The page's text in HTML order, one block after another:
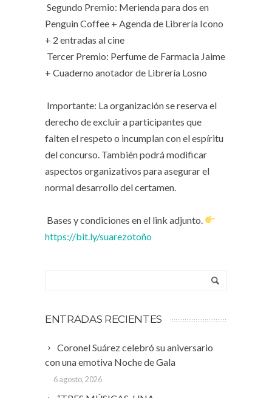
Segundo Premio: Merienda para dos en
Penguin Coffee + Agenda de Librería Icono
+ 2 entradas al cine
Tercer Premio: Perfume de Farmacia Jaime
+ Cuaderno anotador de Librería Losno
Importante: La organización se reserva el
derecho de excluir a participantes que
falten el respeto o incumplan con el espíritu
del concurso. También podrá modificar
aspectos organizativos para asegurar el
normal desarrollo del certamen.
Bases y condiciones en el link adjunto.
https://bit.ly/suarezotoño
ENTRADAS RECIENTES
Coronel Suárez celebró su aniversario
con una emotiva Noche de Gala
6 agosto, 2026